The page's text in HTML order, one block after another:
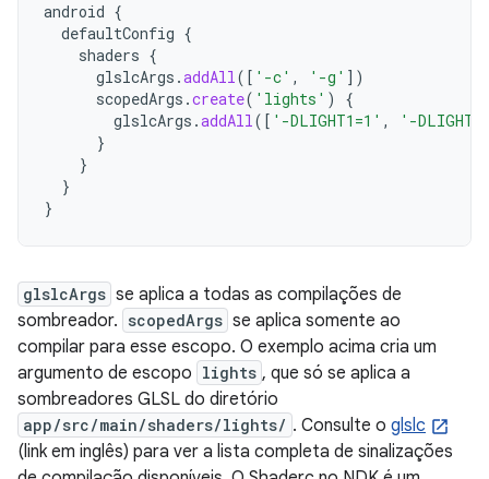
android {
defaultConfig {
shaders {
glslcArgs .addAll([ '-c' , '-g' ])
scopedArgs .create( 'lights' )
{
glslcArgs .addAll([ '-DLIGHT1=1' ,
'-
}
}
}
}
glslcArgs se aplica a todas as compilações de
sombreador. scopedArgs se aplica somente ao
compilar para esse escopo. O exemplo acima cria um
argumento de escopo lights , que só se aplica a
sombreadores GLSL do diretório
app/src/main/shaders/lights/ . Consulte o glslc
(link em inglês) para ver a lista completa de sinalizações